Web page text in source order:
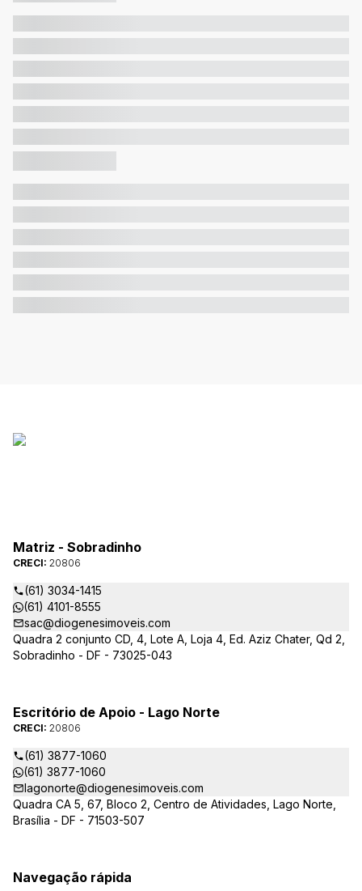
Matriz - Sobradinho
CRECI: 20806
(61) 3034-1415
(61) 4101-8555
sac@diogenesimoveis.com
Quadra 2 conjunto CD, 4, Lote A, Loja 4, Ed. Aziz Chater, Qd 2,
Sobradinho - DF - 73025-043
Escritório de Apoio - Lago Norte
CRECI: 20806
(61) 3877-1060
(61) 3877-1060
lagonorte@diogenesimoveis.com
Quadra CA 5, 67, Bloco 2, Centro de Atividades, Lago Norte,
Brasília - DF - 71503-507
Navegação rápida